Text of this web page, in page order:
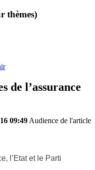
thèmes)
de l’assurance
09:49 Audience de l'article
l’Etat et le Parti